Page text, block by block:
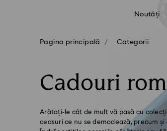
Noutăți
Pagina principală Categorii
Cadouri
Arătați-le cât de mult vă pasă cu
ceasuri ce nu se demodează, precum